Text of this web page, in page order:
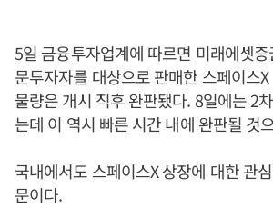
5일 금융투자업계에 따르면 미래에셋
문투자자를 대상으로 판매한 스페이스
물량은 개시 직후 완판됐다. 8일에는 2
는데 이 역시 빠른 시간 내에 완판될 것
국내에서도 스페이스X 상장에 대한 관
문이다.